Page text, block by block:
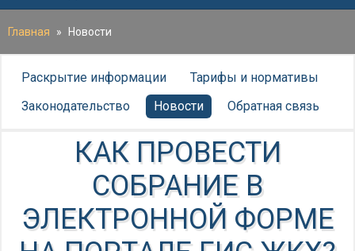
Главная » Новости
Раскрытие информации
Тарифы и нормативы
Законодательство
Новости Обратная связь
КАК ПРОВЕСТИ
СОБРАНИЕ В
ЭЛЕКТРОННОЙ ФОРМЕ